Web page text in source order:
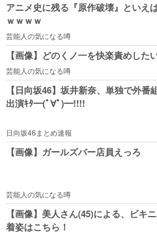
アニメ史に残る『原作破壊』といえ
ｗｗｗｗ
芸能人の気になる噂
【画像】どのくノ一を快楽責めした
芸能人の気になる噂
【日向坂46】坂井新奈、単独で外番
出演ｷﾀ━(ﾟ∀ﾟ)━!!!!
日向坂46まとめ速報
【画像】ガールズバー店員えっろ
芸能人の気になる噂
【画像】美人さん(45)による、ビキ
着姿はこちら！